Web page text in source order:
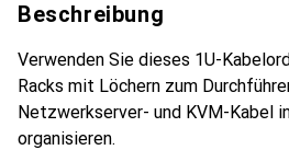
Beschreibung
Verwenden Sie dieses 1U-
Racks mit Löchern zum
Netzwerkserver- und KVM-Kabel
organisieren.